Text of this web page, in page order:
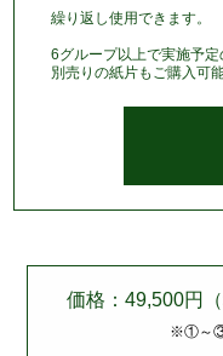
繰り返し使用できます。
6グループ以上で実施予
別売りの紙片もご購入可能
価格：49,500円
※①～③